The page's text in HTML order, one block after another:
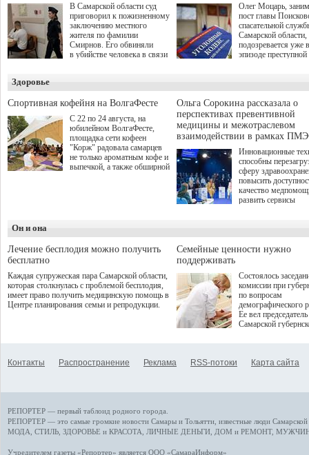
В Самарской области суд
приговорил к пожизненному
заключению местного
жителя по фамилии
Смирнов. Его обвиняли
в убийстве человека в связи
Олег Моцарь,
пост главы
спасательной
Самарской области,
подозревается уже
эпизоде преступной
а сам он
Здоровье
Спортивная кофейня на ВолгаФесте
С 22 по 24 августа, на
юбилейном ВолгаФесте,
площадка сети кофеен
"Корж" радовала самарцев
не только ароматным кофе и
выпечкой, а также обширной
Ольга Сорокина рассказала о
перспективах превентивной
медицины и межотраслевом
взаимодействии в рамках
Инновационные
способны
сферу
повысить
качество
развить сервисы
определенными
К ним можно
возникающие при
данными
более динамичного
проникновения
сегмент
отраслевое
рассказала Ольга
ходе сессии
качества жизни" в
ПМЭФ 2025. В
Он и она
Лечение бесплодия можно получить
бесплатно
Каждая супружеская пара Самарской области,
которая столкнулась с проблемой бесплодия,
имеет право получить медицинскую помощь в
Центре планирования семьи и репродукции.
Семейные ценности нужно
поддерживать
Состоялось
комиссии при
по вопросам
демографического
Ее вел председатель
Самарской
Контакты Распространение Реклама RSS-потоки Карта сайта
РЕПОРТЕР — первый таблоид родного города.
РЕПОРТЕР — это самые громкие новости Самары и Тольятти, известные люди
МОДА, СТИЛЬ ЗДОРОВЬЕ и КРАСОТА ЛИЧНЫЕ ДЕНЬГИ ДОМ и РЕМОНТ,
Учредителем газеты «Репортер» является ООО «СамараИнформ»